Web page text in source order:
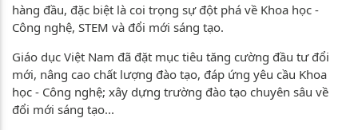
hàng đầu, đặc biệt là coi trọng sự đột phá về Khoa học -
Công nghệ, STEM và đổi mới sáng tạo.
Giáo dục Việt Nam đã đặt mục tiêu tăng cường đầu tư đổi
mới, nâng cao chất lượng đào tạo, đáp ứng yêu cầu Khoa
học - Công nghệ; xây dựng trường đào tạo chuyên sâu về
đổi mới sáng tạo...